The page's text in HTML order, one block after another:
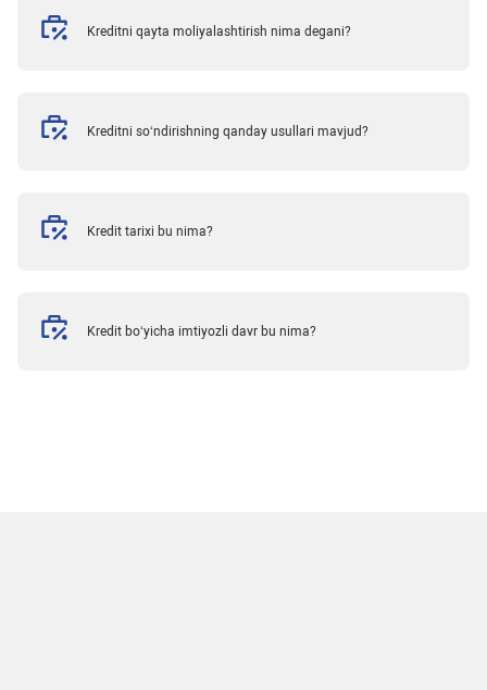
Kreditni qayta moliyalashtirish nima degani?
Kreditni so‘ndirishning qanday usullari mavjud?
Kredit tarixi bu nima?
Kredit bo‘yicha imtiyozli davr bu nima?